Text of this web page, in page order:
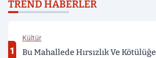
TREND HABERLER
1
Kültür
Bu Mahallede Hırsızlık Ve Kötülüğe